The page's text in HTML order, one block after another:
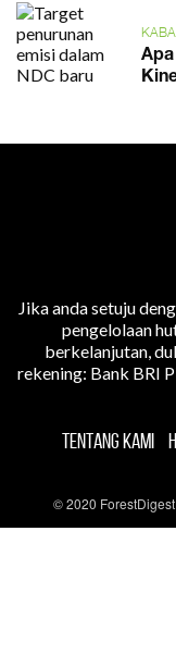
Jika anda setuju
pengelolaan
berkelanjutan,
rekening: Bank BRI
TENTANG KAMI
© 2020